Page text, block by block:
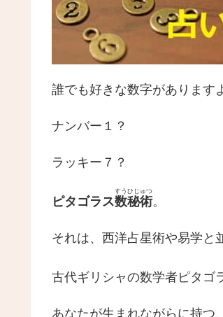
誰でも好きな数字があります
ナンバー１？
ラッキー７？
ピタゴラス数秘術
すうひじゅつ
。
それは、西洋占星術や易学と
古代ギリシャの数学者ピタゴ
あなたが生まれながらに持つ